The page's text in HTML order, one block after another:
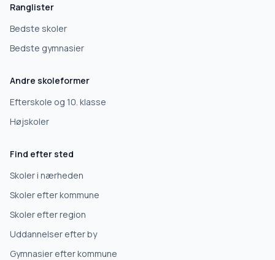
Grundskole
10. klasse
Erhvervsuddannelse
Videregående uddannelse
Ranglister
Bedste skoler
Bedste gymnasier
Andre skoleformer
Efterskole og 10. klasse
Højskoler
Find efter sted
Skoler i nærheden
Skoler efter kommune
Skoler efter region
Uddannelser efter by
Gymnasier efter kommune